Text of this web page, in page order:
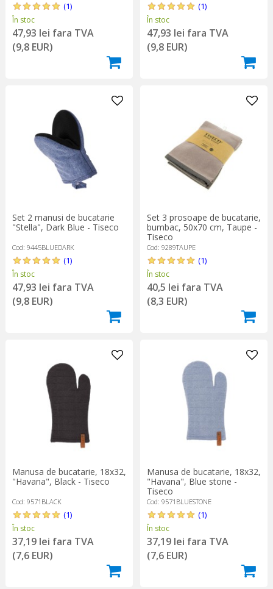
(1)
În stoc
47,93 lei fara TVA
(9,8 EUR)
(1)
În stoc
47,93 lei fara TVA
(9,8 EUR)
Set 2 manusi de bucatarie
"Stella", Dark Blue - Tiseco
Cod: 9445BLUEDARK
(1)
În stoc
47,93 lei fara TVA
(9,8 EUR)
Set 3 prosoape de bucatarie,
bumbac, 50x70 cm, Taupe -
Tiseco
Cod: 9289TAUPE
(1)
În stoc
40,5 lei fara TVA
(8,3 EUR)
Manusa de bucatarie, 18x32,
"Havana", Black - Tiseco
Cod: 9571BLACK
(1)
În stoc
37,19 lei fara TVA
(7,6 EUR)
Manusa de bucatarie, 18x32,
"Havana", Blue stone -
Tiseco
Cod: 9571BLUESTONE
(1)
În stoc
37,19 lei fara TVA
(7,6 EUR)